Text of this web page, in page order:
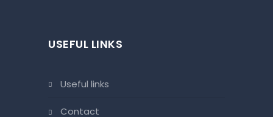
USEFUL LINKS
useful links
contact